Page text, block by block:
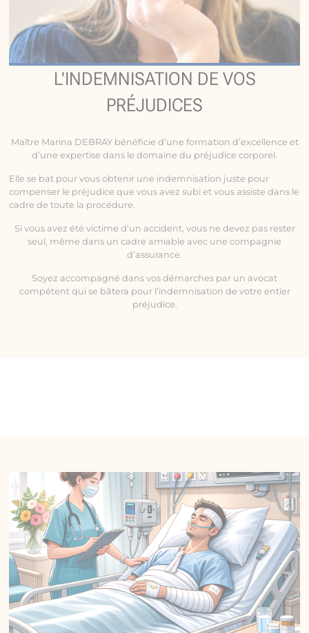
L'INDEMNISATION DE VOS
PRÉJUDICES
Maître Marina DEBRAY bénéficie d’une formation d’excellence et
d’une expertise dans le domaine du préjudice corporel.
Elle se bat pour vous obtenir une indemnisation juste pour
compenser le préjudice que vous avez subi et vous assiste dans le
cadre de toute la procédure.
Si vous avez été victime d’un accident, vous ne devez pas rester
seul, même dans un cadre amiable avec une compagnie
d’assurance.
Soyez accompagné dans vos démarches par un avocat
compétent qui se bâtera pour l’indemnisation de votre entier
préjudice.